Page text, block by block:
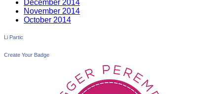
December 2014
November 2014
October 2014
Li Partic
Create Your Badge